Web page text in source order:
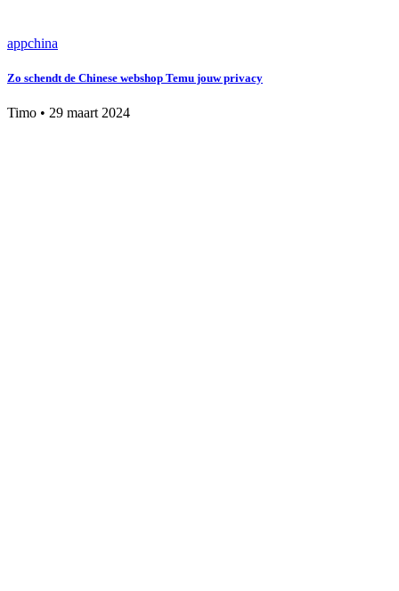
appchina
Zo schendt de Chinese webshop Temu jouw privacy
Timo • 29 maart 2024